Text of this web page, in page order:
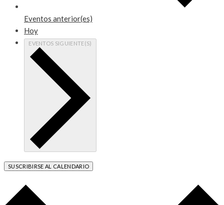
Eventos anterior(es)
Hoy
EVENTOS SIGUIENTE(S)
SUSCRIBIRSE AL CALENDARIO